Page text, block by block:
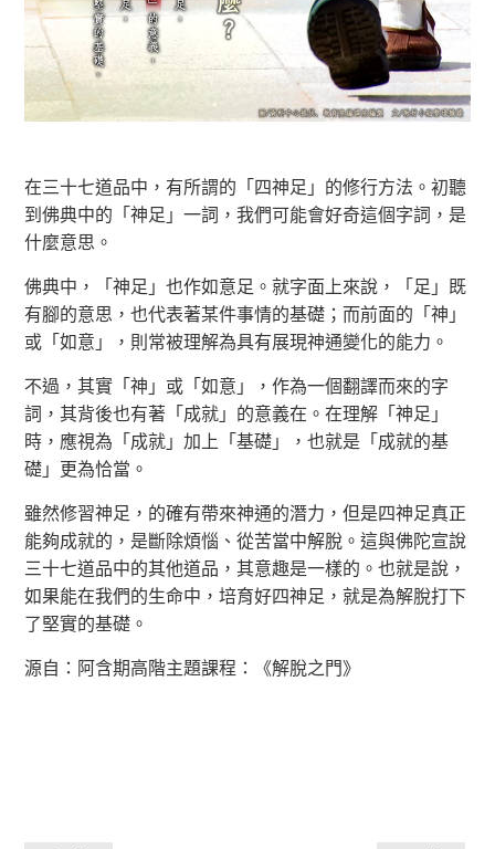
在三十七道品中，有所謂的「四神足」的修行方法。初聽
到佛典中的「神足」一詞，我們可能會好奇這個字詞，是
什麼意思。
佛典中，「神足」也作如意足。就字面上來說，「足」既
有腳的意思，也代表著某件事情的基礎；而前面的「神」
或「如意」，則常被理解為具有展現神通變化的能力。
不過，其實「神」或「如意」，作為一個翻譯而來的字
詞，其背後也有著「成就」的意義在。在理解「神足」
時，應視為「成就」加上「基礎」，也就是「成就的基
礎」更為恰當。
雖然修習神足，的確有帶來神通的潛力，但是四神足真正
能夠成就的，是斷除煩惱、從苦當中解脫。這與佛陀宣說
三十七道品中的其他道品，其意趣是一樣的。也就是說，
如果能在我們的生命中，培育好四神足，就是為解脫打下
了堅實的基礎。
源自：阿含期高階主題課程：《解脫之門》